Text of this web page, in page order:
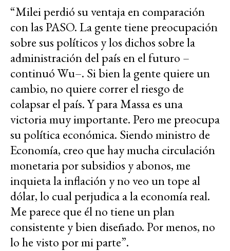
“Milei perdió su ventaja en comparación
con las PASO. La gente tiene preocupación
sobre sus políticos y los dichos sobre la
administración del país en el futuro –
continuó Wu–. Si bien la gente quiere un
cambio, no quiere correr el riesgo de
colapsar el país. Y para Massa es una
victoria muy importante. Pero me preocupa
su política económica. Siendo ministro de
Economía, creo que hay mucha circulación
monetaria por subsidios y abonos, me
inquieta la inflación y no veo un tope al
dólar, lo cual perjudica a la economía real.
Me parece que él no tiene un plan
consistente y bien diseñado. Por menos, no
lo he visto por mi parte”.